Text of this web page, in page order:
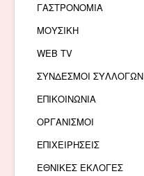
ΓΑΣΤΡΟΝΟΜΙΑ
ΜΟΥΣΙΚΗ
WEB TV
ΣΥΝΔΕΣΜΟΙ ΣΥΛΛΟΓΩΝ
ΕΠΙΚΟΙΝΩΝΙΑ
ΟΡΓΑΝΙΣΜΟΙ
ΕΠΙΧΕΙΡΗΣΕΙΣ
ΕΘΝΙΚΕΣ ΕΚΛΟΓΕΣ